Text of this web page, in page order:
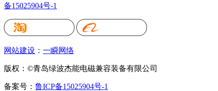
备15025904号-1
网站建设 ： 一瞬网络
版权：©青岛绿波杰能电磁兼容装备有限公司
备案号： 鲁ICP备15025904号-1